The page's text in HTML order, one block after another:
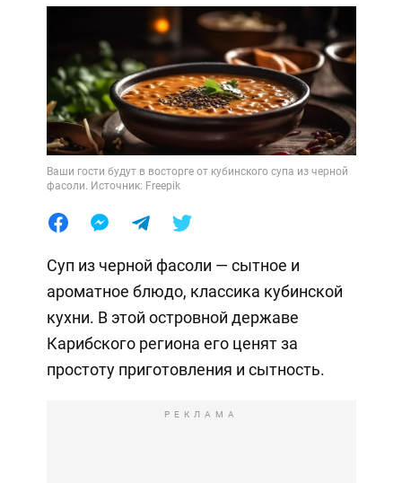
Ваши гости будут в восторге от кубинского супа из черной
фасоли. Источник: Freepik
Суп из черной фасоли — сытное и
ароматное блюдо, классика кубинской
кухни. В этой островной державе
Карибского региона его ценят за
простоту приготовления и сытность.
РЕКЛАМА